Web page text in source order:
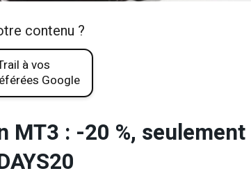
contenu ?
à vos
Google
MT3 : -20 %, seulement